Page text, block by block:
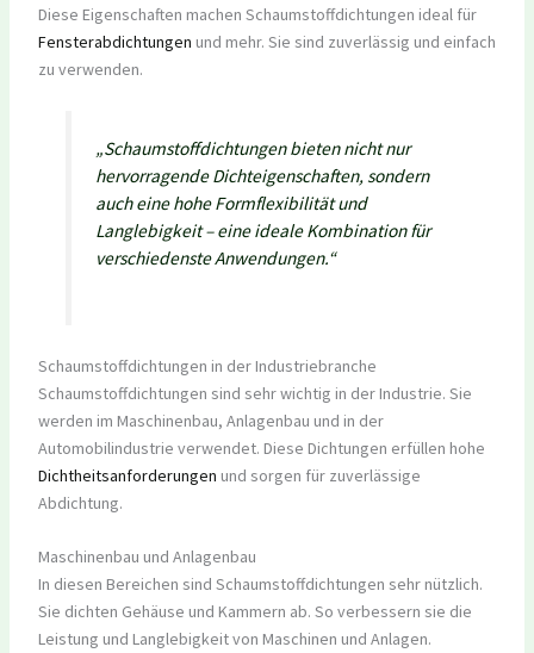
Diese Eigenschaften machen Schaumstoffdichtungen ideal für
Fensterabdichtungen und mehr. Sie sind zuverlässig und einfach
zu verwenden.
„Schaumstoffdichtungen bieten nicht nur
hervorragende Dichteigenschaften, sondern
auch eine hohe Formflexibilität und
Langlebigkeit – eine ideale Kombination für
verschiedenste Anwendungen.“
Schaumstoffdichtungen in der Industriebranche
Schaumstoffdichtungen sind sehr wichtig in der Industrie. Sie
werden im Maschinenbau, Anlagenbau und in der
Automobilindustrie verwendet. Diese Dichtungen erfüllen hohe
Dichtheitsanforderungen und sorgen für zuverlässige
Abdichtung.
Maschinenbau und Anlagenbau
In diesen Bereichen sind Schaumstoffdichtungen sehr nützlich.
Sie dichten Gehäuse und Kammern ab. So verbessern sie die
Leistung und Langlebigkeit von Maschinen und Anlagen.